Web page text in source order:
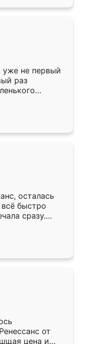
уже не первый
раз
второй раз
очень
быстрая,
из
здесь.
осталась
быстро
сразу.
подошёл к
Собрали
даже
от
цена и